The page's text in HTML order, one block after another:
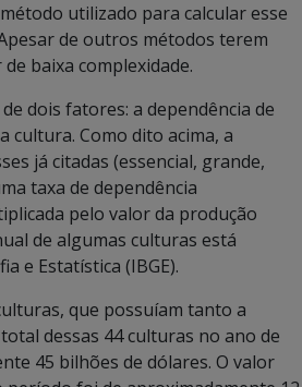
utilizado para calcular esse
de outros métodos terem
baixa complexidade.
dois fatores: a dependência de
cultura. Como dito acima, a
já citadas (essencial, grande,
taxa de dependência
pelo valor da produção
de algumas culturas está
e Estatística (IBGE).
que possuíam tanto a
dessas 44 culturas no ano de
45 bilhões de dólares. O valor